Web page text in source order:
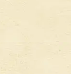
Vidya